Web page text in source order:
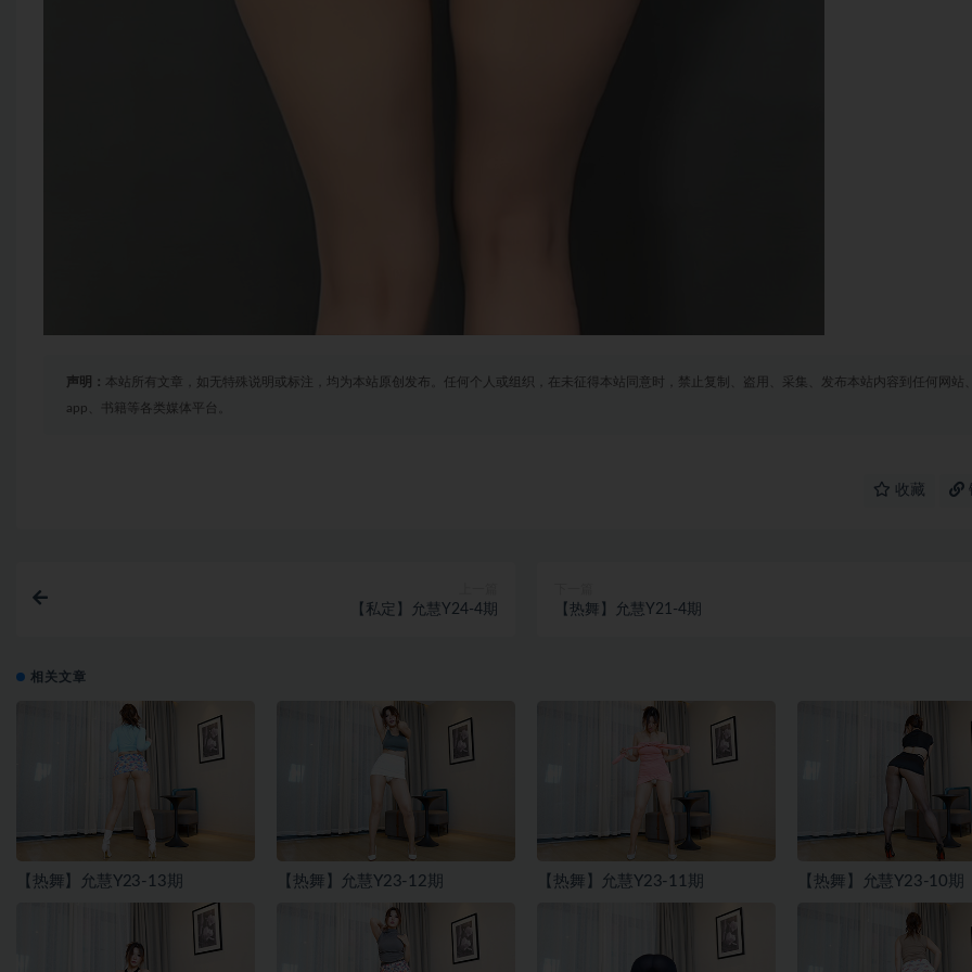
声明： 本站所有文章，如无特殊说明或标注，均为本站原创发布。任何个人或组织，在未征得本站同意时，禁止复制、盗用、采集、发布本站内容到任何网站
app、书籍等各类媒体平台。
收藏
【私定】允慧Y24-4期 【热舞】允慧Y21-4期
相关文章
【热舞】允慧Y23-13期 【热舞】允慧Y23-12期 【热舞】允慧Y23-11期 【热舞】允慧Y23-10期